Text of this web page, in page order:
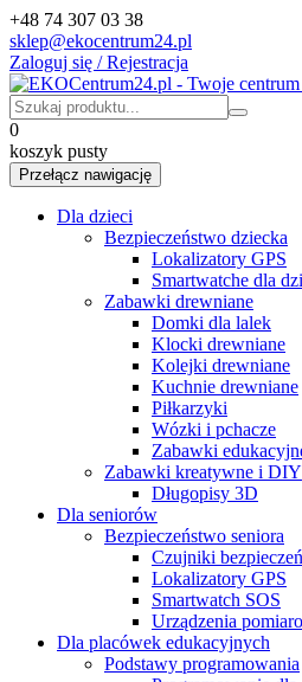
+48 74 307 03 38
sklep@ekocentrum24.pl
Zaloguj się / Rejestracja
0
koszyk pusty
Przełącz nawigację
Dla dzieci
Bezpieczeństwo dziecka
Lokalizatory GPS
Smartwatche dla
Zabawki drewniane
Domki dla lalek
Klocki drewniane
Kolejki drewniane
Kuchnie drewniane
Piłkarzyki
Wózki i pchacze
Zabawki
Zabawki kreatywne i DIY
Długopisy 3D
Dla seniorów
Bezpieczeństwo seniora
Czujniki
Lokalizatory GPS
Smartwatch SOS
Urządzenia
Dla placówek edukacyjnych
Podstawy programowania